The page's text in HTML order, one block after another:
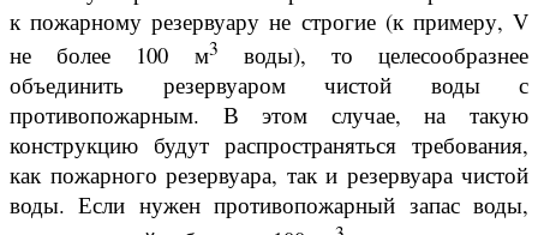
к пожарному резервуару не строгие (к примеру, V
не более 100 м3
воды), то целесообразнее
объединить резервуаром чистой воды с
противопожарным. В этом случае, на такую
конструкцию будут распространяться требования,
как пожарного резервуара, так и резервуара чистой
воды. Если нужен противопожарный запас воды,